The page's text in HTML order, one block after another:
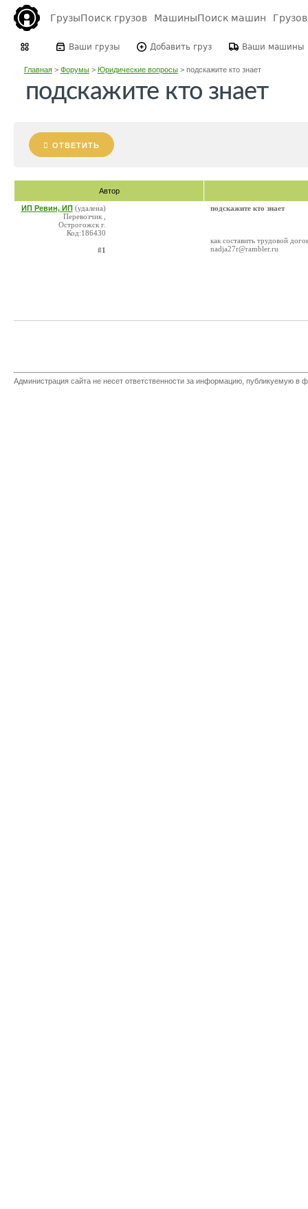
ГрузыПоиск грузов МашиныПоиск машин
Ваши грузы Добавить груз Ваши машины
Главная> Форумы> Юридические вопросы> подскажите кто знает
подскажите кто знает
ОТВЕТИТЬ
Автор
ИП Ревин, ИП (удалена)
Перевозчик ,
Острогожск г.
Код:186430
#1
подскажите кто знает
как составить трудовой
nadja27r@rambler.ru
Администрация сайта не несет ответственности за информацию, публикуемую